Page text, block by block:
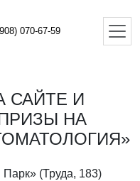
070-67-59
САЙТЕ И
НА
(Труда, 183)